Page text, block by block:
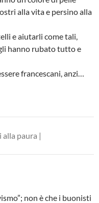
alla vita e persino alla
e aiutarli come tali,
hanno rubato tutto e
francescani, anzi…
paura |
non è che i buonisti